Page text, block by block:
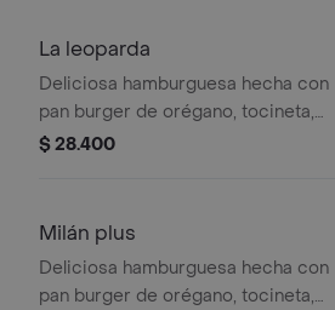
tártara, ajo, cebolla, tomate.
La leoparda
Deliciosa hamburguesa hecha con
pan burger de orégano, tocineta,
queso doble crema, 160 gr de carne
tártara, ajo, cebolla y tomate.
$ 28.400
Milán plus
Deliciosa hamburguesa hecha con
pan burger de orégano, tocineta,